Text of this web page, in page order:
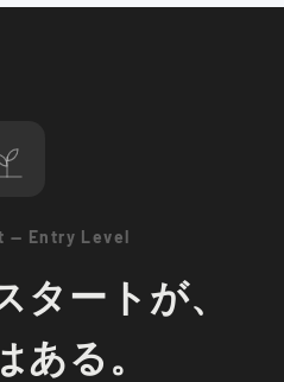
— Entry Level
タートが、
ある。